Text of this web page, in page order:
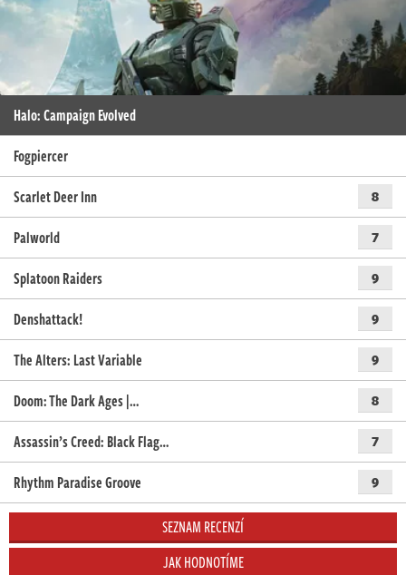
Halo: Campaign Evolved
Fogpiercer
Scarlet Deer Inn
8
Palworld 7
Splatoon Raiders 9
Denshattack! 9
The Alters: Last Variable 9
Doom: The Dark Ages |… 8
Assassin’s Creed: Black Flag… 7
Rhythm Paradise Groove 9
SEZNAM RECENZÍ
JAK HODNOTÍME